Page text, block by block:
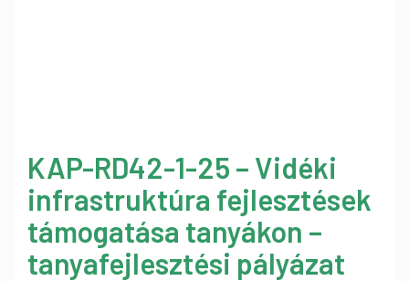
KAP-RD42-1-25 – Vidéki
infrastruktúra fejlesztések
támogatása tanyákon –
tanyafejlesztési pályázat